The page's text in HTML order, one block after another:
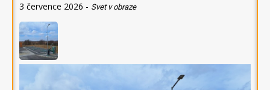
3 července 2026 - Svet v obraze